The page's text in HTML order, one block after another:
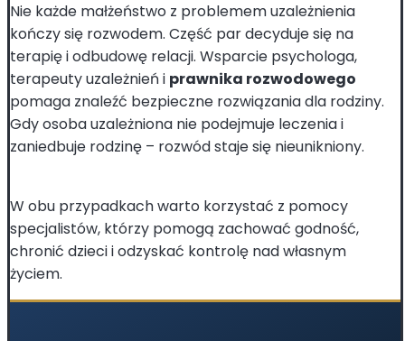
Nie każde małżeństwo z problemem uzależnienia
kończy się rozwodem. Część par decyduje się na
terapię i odbudowę relacji. Wsparcie psychologa,
terapeuty uzależnień i prawnika rozwodowego
pomaga znaleźć bezpieczne rozwiązania dla rodziny.
Gdy osoba uzależniona nie podejmuje leczenia i
zaniedbuje rodzinę – rozwód staje się nieunikniony.
W obu przypadkach warto korzystać z pomocy
specjalistów, którzy pomogą zachować godność,
chronić dzieci i odzyskać kontrolę nad własnym
życiem.